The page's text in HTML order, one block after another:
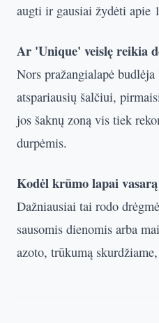
augti ir gausiai žydėti apie
Ar 'Unique' veislę reikia
Nors pražangialapė
atspariausių šalčiui,
jos šaknų zoną vis tiek
durpėmis.
Kodėl krūmo lapai
Dažniausiai tai rodo
sausomis dienomis arba
azoto, trūkumą